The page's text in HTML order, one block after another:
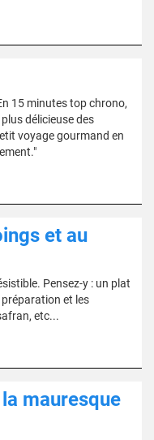
15 minutes top chrono,
délicieuse des
voyage gourmand en
et au
Pensez-y : un plat
et les
etc...
mauresque